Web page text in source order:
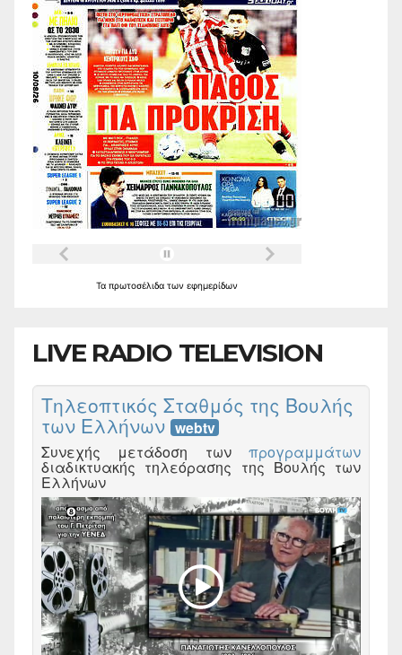
Τα πρωτοσέλιδα των εφημερίδων
LIVE RADIO TELEVISION